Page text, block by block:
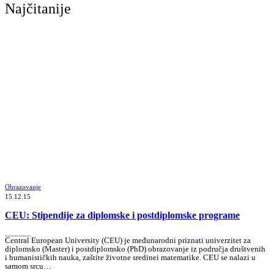
Najčitanije
Obrazovanje
15.12.15
CEU: Stipendije za diplomske i postdiplomske programe
Central European University (CEU) je međunarodni priznati univerzitet za
diplomsko (Master) i postdiplomsko (PhD) obrazovanje iz područja društvenih
i humanističkih nauka, zaštite životne sredinei matematike. CEU se nalazi u
samom srcu…